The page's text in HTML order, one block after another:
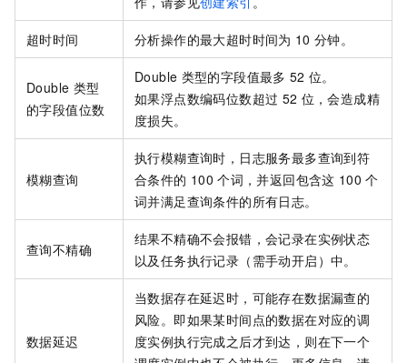
超时时间 分析操作的最大超时时间为 10 分钟。
Double 类型
的字段值位数
Double 类型的字段值最多 52 位。
如果浮点数编码位数超过 52 位，会造成精
度损失。
模糊查询
执行模糊查询时，日志服务最多查询到符
合条件的 100 个词，并返回包含这 100 个
词并满足查询条件的所有日志。
查询不精确
结果不精确不会报错，会记录在实例状态
以及任务执行记录（需手动开启）中。
数据延迟
当数据存在延迟时，可能存在数据漏查的
风险。即如果某时间点的数据在对应的调
度实例执行完成之后才到达，则在下一个